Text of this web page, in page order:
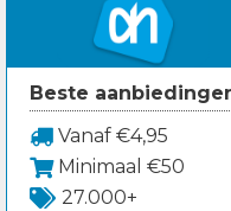
Beste
Vanaf €4,95
Minimaal €50
27.000+